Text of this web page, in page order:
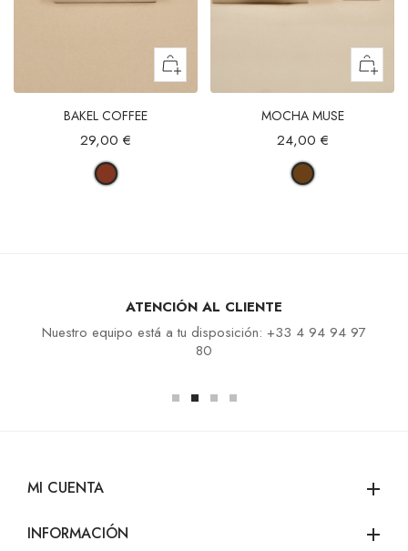
BAKEL COFFEE
29,00 €
MOCHA MUSE
24,00 €
ATENCIÓN AL CLIENTE
Nuestro equipo está a tu disposición: +33 4 94 94 97
80
MI CUENTA add
INFORMACIÓN add